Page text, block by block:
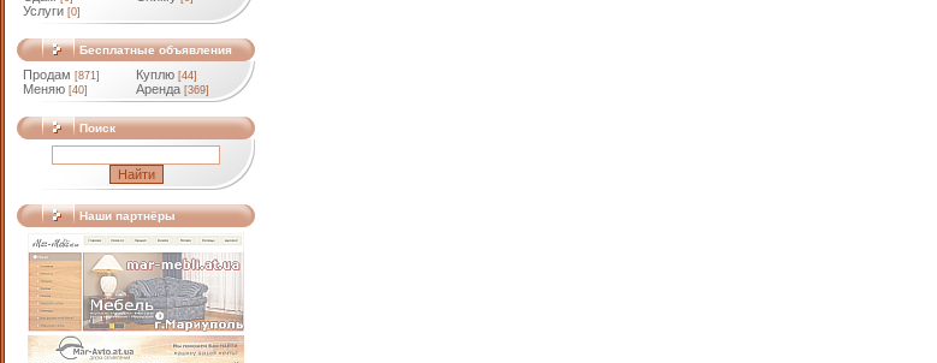
Услуги [0]
Бесплатные объявления
Продам [871] Куплю [44]
Меняю [40] Аренда [369]
Поиск
Наши партнёры